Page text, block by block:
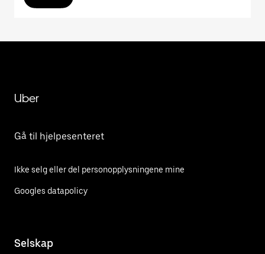
Uber
Gå til hjelpesenteret
Ikke selg eller del personopplysningene mine
Googles datapolicy
Selskap